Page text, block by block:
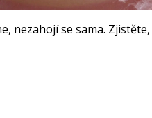
nezahojí se sama.